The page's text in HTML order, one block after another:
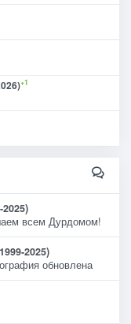
+1
всем Дурдомом!
2025)
обновлена